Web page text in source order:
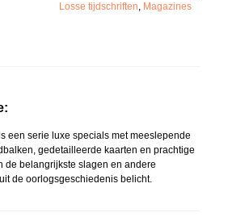
Losse tijdschriften, Magazines
een serie luxe specials met meeslepende
gedetailleerde kaarten en prachtige
de belangrijkste slagen en andere
de oorlogsgeschiedenis belicht.